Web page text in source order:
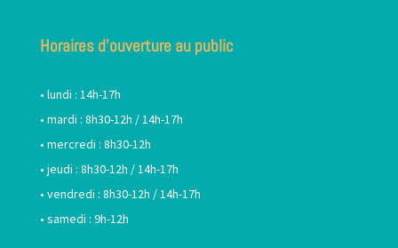
Horaires d’ouverture au public
• lundi : 14h-17h
• mardi : 8h30-12h / 14h-17h
• mercredi : 8h30-12h
• jeudi : 8h30-12h / 14h-17h
• vendredi : 8h30-12h / 14h-17h
• samedi : 9h-12h